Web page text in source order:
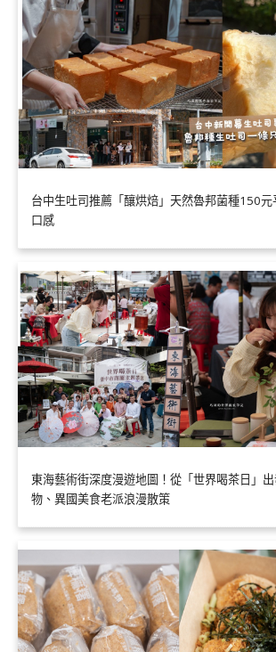
台中生吐司推薦「釀烘焙」天然魯邦菌種150
口感
東海藝術街深度漫遊地圖！從「世界喝茶日」
物、異國美食老派浪漫散策